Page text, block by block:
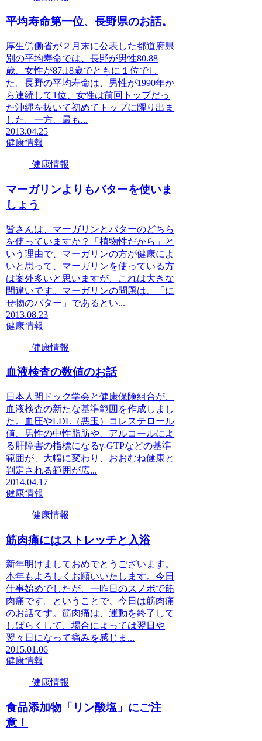
平均寿命第一位、長野県のお話。
厚生労働省が２月末に公表した都道府県
別の平均寿命では、長野が男性80.88
歳、女性が87.18歳でともに１位でし
た。長野の平均寿命は、男性が1990年か
ら連続して1位、女性は前回トップだっ
た沖縄を抜いて初めてトップに躍り出ま
した。一方、最も...
2013.04.25
健康情報
健康情報
マーガリンよりもバターを使いま
しょう
皆さんは、マーガリンとバターのどちら
を使っていますか？「植物性だから」と
いう理由で、マーガリンの方が健康によ
いと思って、マーガリンを使っている方
は案外多いと思いますが、これは大きな
間違いです。マーガリンの問題は、「に
せ物のバター」であるとい...
2013.08.23
健康情報
健康情報
血液検査の数値のお話
日本人間ドック学会と健康保険組合が、
血液検査の新たな基準範囲を作成しまし
た。血圧やLDL（悪玉）コレステロール
値、男性の中性脂肪や、アルコールによ
る肝障害の指標になるγ-GTPなどの基準
範囲が、大幅に変わり、おおむね健康と
判定される範囲が広...
2014.04.17
健康情報
健康情報
筋肉痛にはストレッチと入浴
新年明けましておめでとうございます。
本年もよろしくお願いいたします。今日
仕事始めでしたが、一昨日のスノボで筋
肉痛です。ということで、今日は筋肉痛
のお話です。筋肉痛は、運動を終了して
しばらくして、場合によっては翌日や
翌々日になって痛みを感じま...
2015.01.06
健康情報
健康情報
食品添加物「リン酸塩」にご注
意！